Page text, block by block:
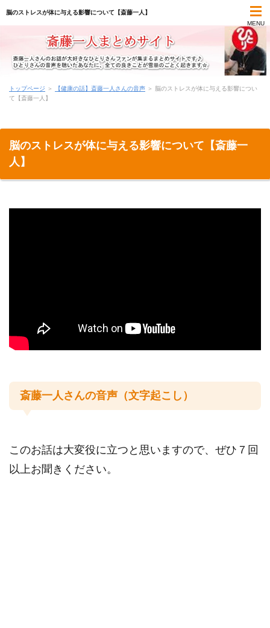
脳のストレスが体に与える影響について【斎藤一人】
MENU
一日一語の名言集
運営者情報
トップページ ＞ 【健康の話】斎藤一人さんの音声 ＞
脳のストレスが体に与える影響につい
て【斎藤一人】
脳のストレスが体に与える影響について【斎藤一
人】
斎藤一人さんの音声（文字起こし）
このお話は大変役に立つと思いますので、ぜひ７回
以上お聞きください。